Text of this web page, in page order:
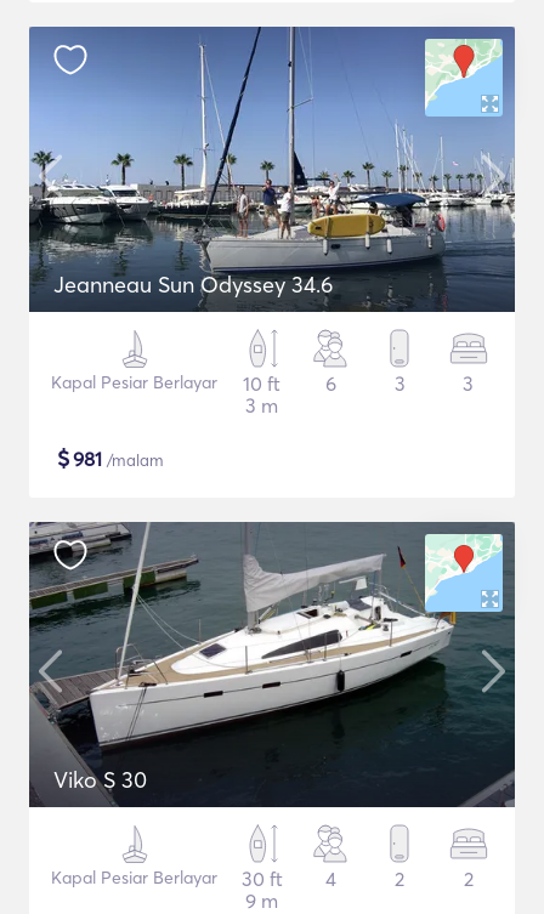
Jeanneau Sun Odyssey 34.6
Kapal Pesiar Berlayar
10 ft
3 m
6 3 3
$981 /malam
Viko S 30
Kapal Pesiar Berlayar
30 ft
9 m
4 2 2